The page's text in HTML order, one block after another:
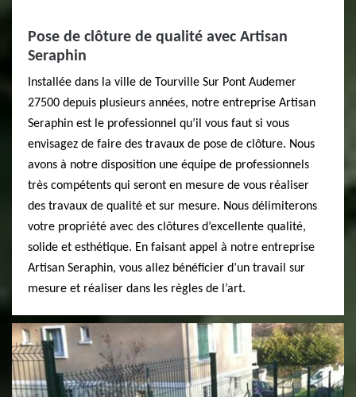
Pose de clôture de qualité avec Artisan
Seraphin
Installée dans la ville de Tourville Sur Pont Audemer
27500 depuis plusieurs années, notre entreprise Artisan
Seraphin est le professionnel qu’il vous faut si vous
envisagez de faire des travaux de pose de clôture. Nous
avons à notre disposition une équipe de professionnels
très compétents qui seront en mesure de vous réaliser
des travaux de qualité et sur mesure. Nous délimiterons
votre propriété avec des clôtures d’excellente qualité,
solide et esthétique. En faisant appel à notre entreprise
Artisan Seraphin, vous allez bénéficier d’un travail sur
mesure et réaliser dans les règles de l’art.